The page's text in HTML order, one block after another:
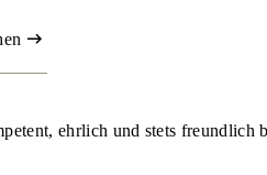
ehrlich und stets freundlich